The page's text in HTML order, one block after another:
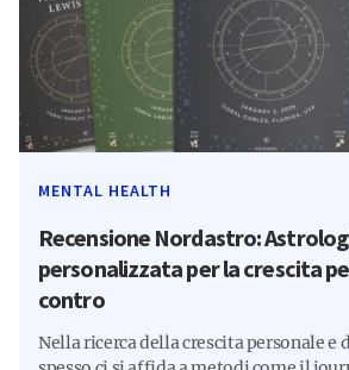
MENTAL HEALTH
Recensione Nordastro:
personalizzata per la crescita
contro
Nella ricerca della crescita personale e